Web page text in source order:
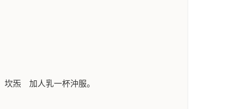
加人乳一杯沖服。